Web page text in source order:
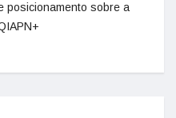
posicionamento sobre a